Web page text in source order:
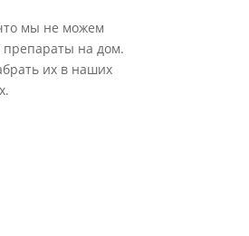
мы не можем
препараты на дом.
их в наших